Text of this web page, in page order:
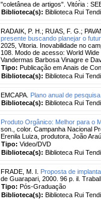
"coletânea de artigos". Vitória :
Biblioteca(s): Biblioteca Rui
RADAIK, P. H. ; RUAS, F. G. ;
presente buscando planejar o
2025, Vitoria. Inovabilidade no
108. Modo de acesso: World
Vandermas Barbosa Vinagre e
Tipo: Publicação em Anais de
Biblioteca(s): Biblioteca Rui
EMCAPA. Plano anual de
Biblioteca(s): Biblioteca Rui
Produto Orgânico: Melhor para o
son., color. Campanha Nacional
Erenila Luiza, produtora, João
Tipo: Video/DVD
Biblioteca(s): Biblioteca Rui
FRADE, M. I.
Proposta de
de Guarapari, 2000. 96 p. il.
Tipo: Pós-Graduação
Biblioteca(s): Biblioteca Rui